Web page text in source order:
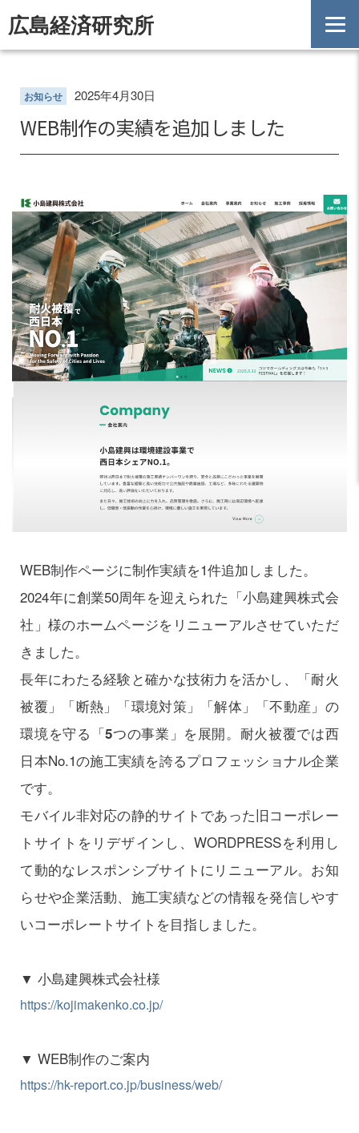
広島経済研究所
HOME お知らせ一覧
お知らせ 2025年4月30日
WEB制作の実績を追加しました
WEB制作ページに制作実績を1件追加しました。
2024年に創業50周年を迎えられた「小島建興株式会
社」様のホームページをリニューアルさせていただ
きました。
長年にわたる経験と確かな技術力を活かし、「耐火
被覆」「断熱」「環境対策」「解体」「不動産」の
環境を守る「5つの事業」を展開。耐火被覆では西
日本No.1の施工実績を誇るプロフェッショナル企業
です。
モバイル非対応の静的サイトであった旧コーポレー
トサイトをリデザインし、WORDPRESSを利用し
て動的なレスポンシブサイトにリニューアル。お知
らせや企業活動、施工実績などの情報を発信しやす
いコーポレートサイトを目指しました。
▼ 小島建興株式会社様
https://kojimakenko.co.jp/
▼ WEB制作のご案内
https://hk-report.co.jp/business/web/